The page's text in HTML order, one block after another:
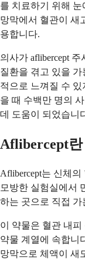
를 치료하기 위해
망막에서 혈관이 새
용합니다.
의사가 aflibercept
질환을 겪고 있을
적으로 느껴질 수
을 때 수백만 명의
데 도움이 되었습니
Aflibercept
Aflibercept는 신체
모방한 실험실에서
하는 곳으로 직접
이 약물은 혈관 내
약물 계열에 속합니
망막으로 체액이 새